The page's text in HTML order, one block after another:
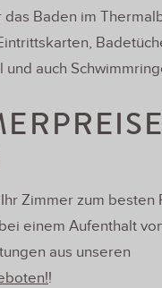
das Baden im
und auch
Zimmer zum besten
einem Aufenthalt
aus unseren
!